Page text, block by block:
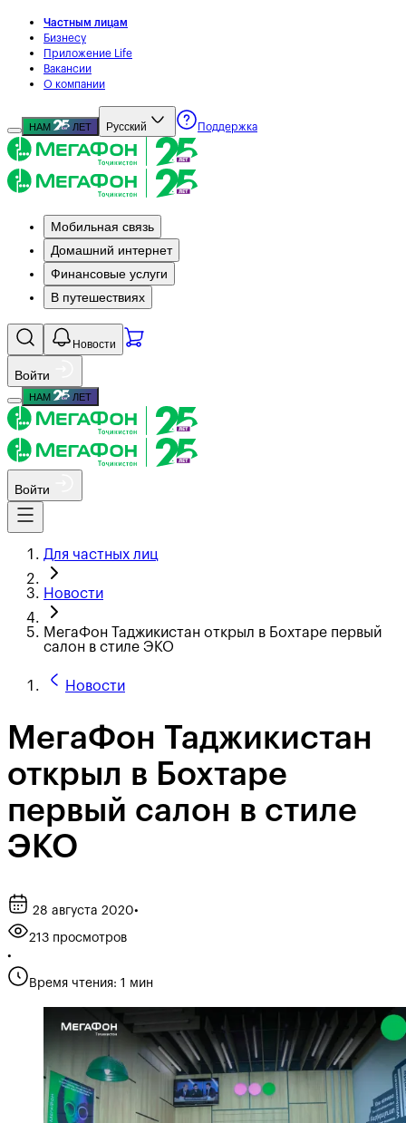
Частным лицам
Бизнесу
Приложение Life
Вакансии
О компании
НАМ ЛЕТ Русский Поддержка
Мобильная связь
Домашний интернет
Финансовые услуги
В путешествиях
Новости
Войти
НАМ ЛЕТ
Войти
Для частных лиц
Новости
МегаФон Таджикистан открыл в Бохтаре первый
салон в стиле ЭКО
Новости
МегаФон Таджикистан
открыл в Бохтаре
первый салон в стиле
ЭКО
28 августа 2020•
213 просмотров
•
Время чтения: 1 мин